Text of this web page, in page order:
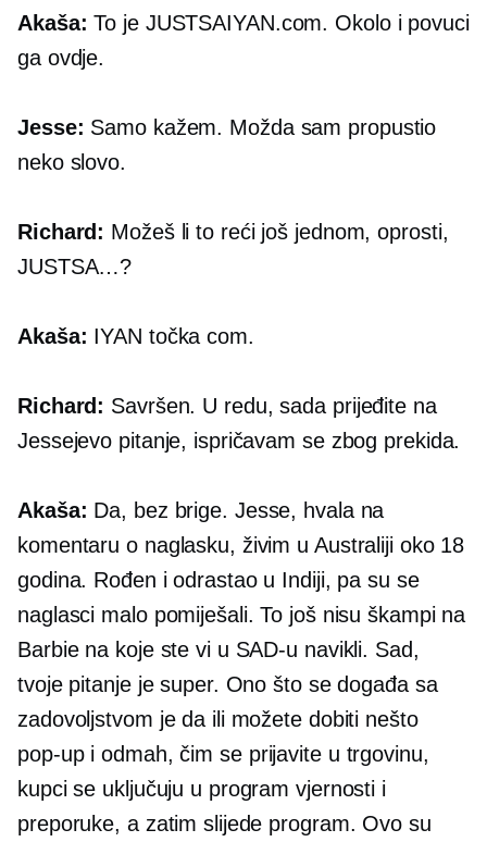
Akaša: To je JUSTSAIYAN.com. Okolo i povuci
ga ovdje.
Jesse: Samo kažem. Možda sam propustio
neko slovo.
Richard: Možeš li to reći još jednom, oprosti,
JUSTSA…?
Akaša: IYAN točka com.
Richard: Savršen. U redu, sada prijeđite na
Jessejevo pitanje, ispričavam se zbog prekida.
Akaša: Da, bez brige. Jesse, hvala na
komentaru o naglasku, živim u Australiji oko 18
godina. Rođen i odrastao u Indiji, pa su se
naglasci malo pomiješali. To još nisu škampi na
Barbie na koje ste vi u SAD-u navikli. Sad,
tvoje pitanje je super. Ono što se događa sa
zadovoljstvom je da ili možete dobiti nešto
pop-upi odmah, čim se prijavite u trgovinu,
kupci se uključuju u program vjernosti i
preporuke, a zatim slijede program. Ovo su